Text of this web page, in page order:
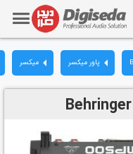
میکسر پاور میکسر